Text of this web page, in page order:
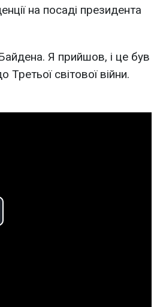
на посаді президента
Я прийшов, і це був
світової війни.